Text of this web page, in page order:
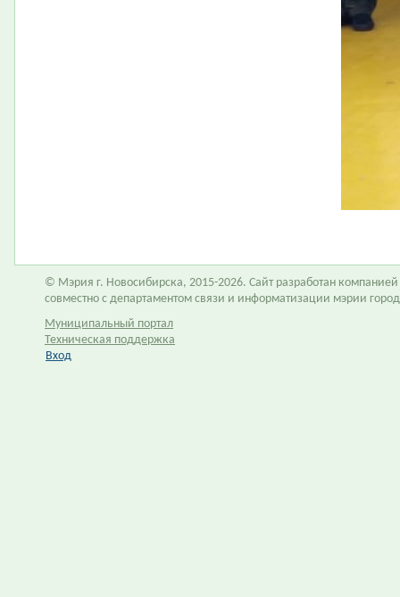
© Мэрия г. Новосибирска, 2015-2026. Сайт разработан компанией
совместно с департаментом связи и информатизации мэрии
Муниципальный портал
Техническая поддержка
Вход